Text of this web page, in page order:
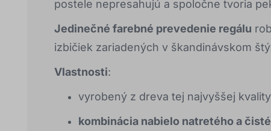
postele nepresahujú a spoločne tvoria
Jedinečné farebné prevedenie regálu
izbičiek zariadených v škandinávskom
Vlastnosti:
vyrobený z dreva tej najvyššej kvality
kombinácia nabielo natretého a